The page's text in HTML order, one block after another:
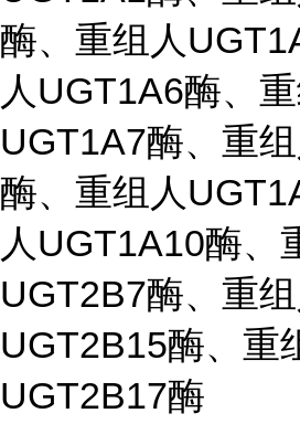
酶、重组人
人UGT1A6酶、
UGT1A7酶、重
酶、重组人
人UGT1A10酶、
UGT2B7酶、重组
UGT2B15酶、重
UGT2B17酶